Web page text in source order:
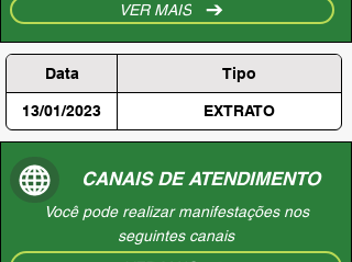
VER MAIS
Data Tipo
13/01/2023 EXTRATO
CANAIS DE ATENDIMENTO
Você pode realizar manifestações nos
seguintes canais